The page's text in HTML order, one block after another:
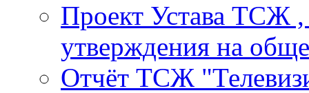
Проект Устава ТСЖ
утверждения на
Отчёт ТСЖ